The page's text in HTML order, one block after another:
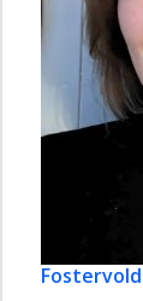
Fostervold